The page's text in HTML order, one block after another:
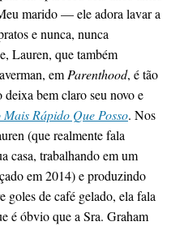
marido — ele adora lavar a
e nunca, nunca
Lauren, que também
emParenthood, é tão
deixa bem claro seu novo e
Rápido Que Posso. Nos
(que realmente fala
casa, trabalhando em um
em 2014) e produzindo
goles de café gelado, ela fala
é óbvio que a Sra. Graham